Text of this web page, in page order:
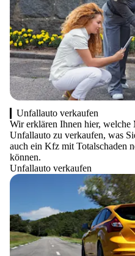
Unfallauto verkaufen
Wir erklären Ihnen hier,
Unfallauto zu verkaufen, was
auch ein Kfz mit Totalschaden
können.
Unfallauto verkaufen